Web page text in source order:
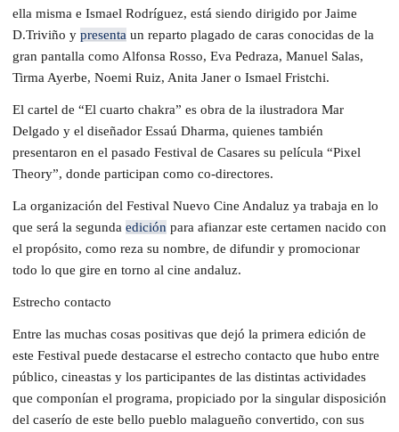
ella misma e Ismael Rodríguez, está siendo dirigido por Jaime
D.Triviño y presenta un reparto plagado de caras conocidas de la
gran pantalla como Alfonsa Rosso, Eva Pedraza, Manuel Salas,
Tirma Ayerbe, Noemi Ruiz, Anita Janer o Ismael Fristchi.
El cartel de “El cuarto chakra” es obra de la ilustradora Mar
Delgado y el diseñador Essaú Dharma, quienes también
presentaron en el pasado Festival de Casares su película “Pixel
Theory”, donde participan como co-directores.
La organización del Festival Nuevo Cine Andaluz ya trabaja en lo
que será la segunda edición para afianzar este certamen nacido con
el propósito, como reza su nombre, de difundir y promocionar
todo lo que gire en torno al cine andaluz.
Estrecho contacto
Entre las muchas cosas positivas que dejó la primera edición de
este Festival puede destacarse el estrecho contacto que hubo entre
público, cineastas y los participantes de las distintas actividades
que componían el programa, propiciado por la singular disposición
del caserío de este bello pueblo malagueño convertido, con sus